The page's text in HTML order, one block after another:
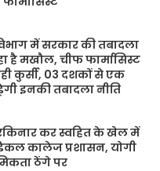
में सरकार की तबादला
है मखौल, चीफ फार्मासिस्ट
कुर्सी, 03 दशकों से एक
इनकी तबादला नीति
कर स्वहित के खेल में
कालेज प्रशासन, योगी
ठेंगे पर